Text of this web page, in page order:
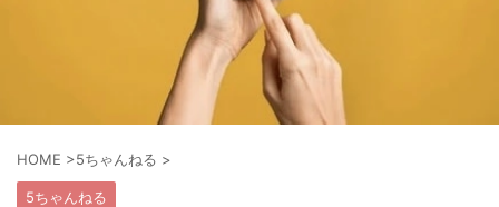
HOME >5ちゃんねる >
5ちゃんねる